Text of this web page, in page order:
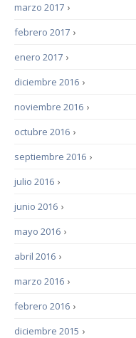
›
marzo 2017
›
febrero 2017
›
enero 2017
›
diciembre 2016
›
noviembre 2016
›
octubre 2016
›
septiembre 2016
›
julio 2016
›
junio 2016
›
mayo 2016
›
abril 2016
›
marzo 2016
›
febrero 2016
›
diciembre 2015